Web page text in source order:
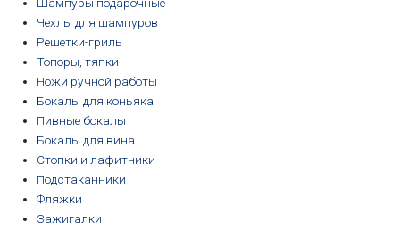
Чехлы для шампуров
Решетки-гриль
Топоры, тяпки
Ножи ручной работы
Бокалы для коньяка
Пивные бокалы
Бокалы для вина
Стопки и лафитники
Подстаканники
Фляжки
Зажигалки